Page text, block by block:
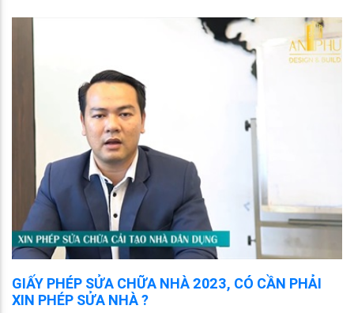
GIẤY PHÉP SỬA CHỮA NHÀ 2023, CÓ CẦN PHẢI
XIN PHÉP SỬA NHÀ ?